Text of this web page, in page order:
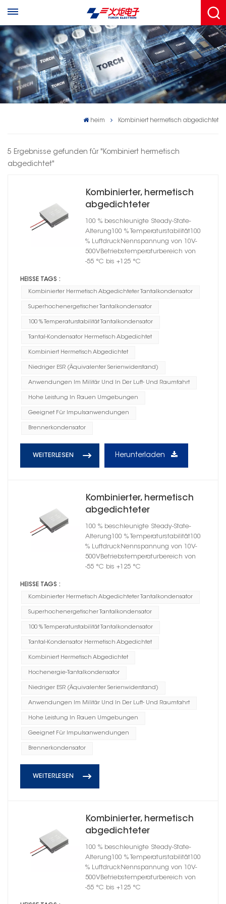
heim Kombiniert hermetisch abgedichtet
5 Ergebnisse gefunden für "Kombiniert hermetisch
abgedichtet"
Kombinierter, hermetisch
abgedichteter
Hochenergie-
Tantalkondensator,
Gehäusegröße A
100 % beschleunigte Steady-State-
Alterung100 % Temperaturstabilität100
% LuftdruckNennspannung von 10V-
500VBetriebstemperaturbereich von
-55 °C bis +125 °C
HEISSE TAGS :
Kombinierter Hermetisch Abgedichteter Tantalkondensator
Superhochenergetischer Tantalkondensator
100 % Temperaturstabilität Tantalkondensator
Tantal-Kondensator Hermetisch Abgedichtet
Kombiniert Hermetisch Abgedichtet
Niedriger ESR (Äquivalenter Serienwiderstand)
Anwendungen Im Militär Und In Der Luft- Und Raumfahrt
Hohe Leistung In Rauen Umgebungen
Geeignet Für Impulsanwendungen
Brennerkondensator
WEITERLESEN Herunterladen
Kombinierter, hermetisch
abgedichteter
Hochenergie-
Tantalkondensator,
Gehäusegröße B
100 % beschleunigte Steady-State-
Alterung100 % Temperaturstabilität100
% LuftdruckNennspannung von 10V-
500VBetriebstemperaturbereich von
-55 °C bis +125 °C
HEISSE TAGS :
Kombinierter Hermetisch Abgedichteter Tantalkondensator
Superhochenergetischer Tantalkondensator
100 % Temperaturstabilität Tantalkondensator
Tantal-Kondensator Hermetisch Abgedichtet
Kombiniert Hermetisch Abgedichtet
Hochenergie-Tantalkondensator
Niedriger ESR (Äquivalenter Serienwiderstand)
Anwendungen Im Militär Und In Der Luft- Und Raumfahrt
Hohe Leistung In Rauen Umgebungen
Geeignet Für Impulsanwendungen
Brennerkondensator
WEITERLESEN
Kombinierter, hermetisch
abgedichteter
Hochenergie-
Tantalkondensator,
Gehäusegröße C
100 % beschleunigte Steady-State-
Alterung100 % Temperaturstabilität100
% LuftdruckNennspannung von 10V-
500VBetriebstemperaturbereich von
-55 °C bis +125 °C